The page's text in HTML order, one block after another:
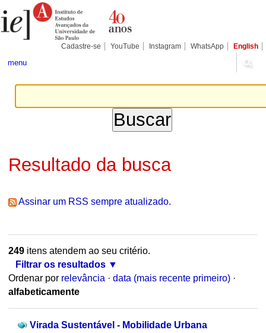
para
conteúdo.
Pessoais
Cadastre-se YouTube Instagram WhatsApp English
menu
Resultado da busca
Assinar um RSS sempre atualizado.
249itens atendem ao seu critério.
Filtrar os resultados
Ordenar por relevância · data (mais recente primeiro) ·
alfabeticamente
Virada Sustentável - Mobilidade Urbana